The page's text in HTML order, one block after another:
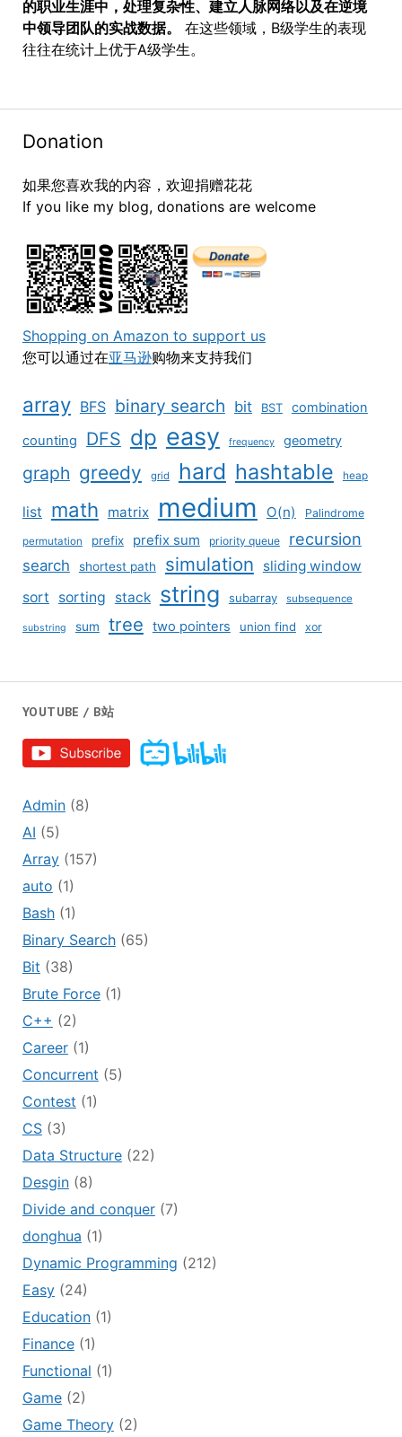
Donation
如果您喜欢我的内容，欢迎捐赠花花
If you like my blog, donations are welcome
Shopping on Amazon to support us
您可以通过在亚马逊购物来支持我们
array BFS binary search bit BST combination
counting DFS dp easy frequency geometry
graph greedy grid hard hashtable heap
list math matrix medium O(n) Palindrome
permutation prefix prefix sum priority queue recursion
search shortest path simulation
sliding window
sort
sorting stack string subarray subsequence
substring sum tree two pointers union find xor
的职业生涯中，处理复杂性、建立人脉网络以及在逆境
中领导团队的实战数据。
在这些领域，B级学生的表现
往往在统计上优于A级学生。
YOUTUBE / B站
Admin(8)
AI (5)
Array(157)
auto (1)
Bash(1)
Binary Search(65)
Bit (38)
Brute Force(1)
C++ (2)
Career(1)
Concurrent (5)
Contest (1)
CS(3)
Data Structure(22)
Desgin(8)
Divide and conquer(7)
donghua (1)
Dynamic Programming (212)
Easy(24)
Education(1)
Finance(1)
Functional (1)
Game(2)
Game Theory(2)